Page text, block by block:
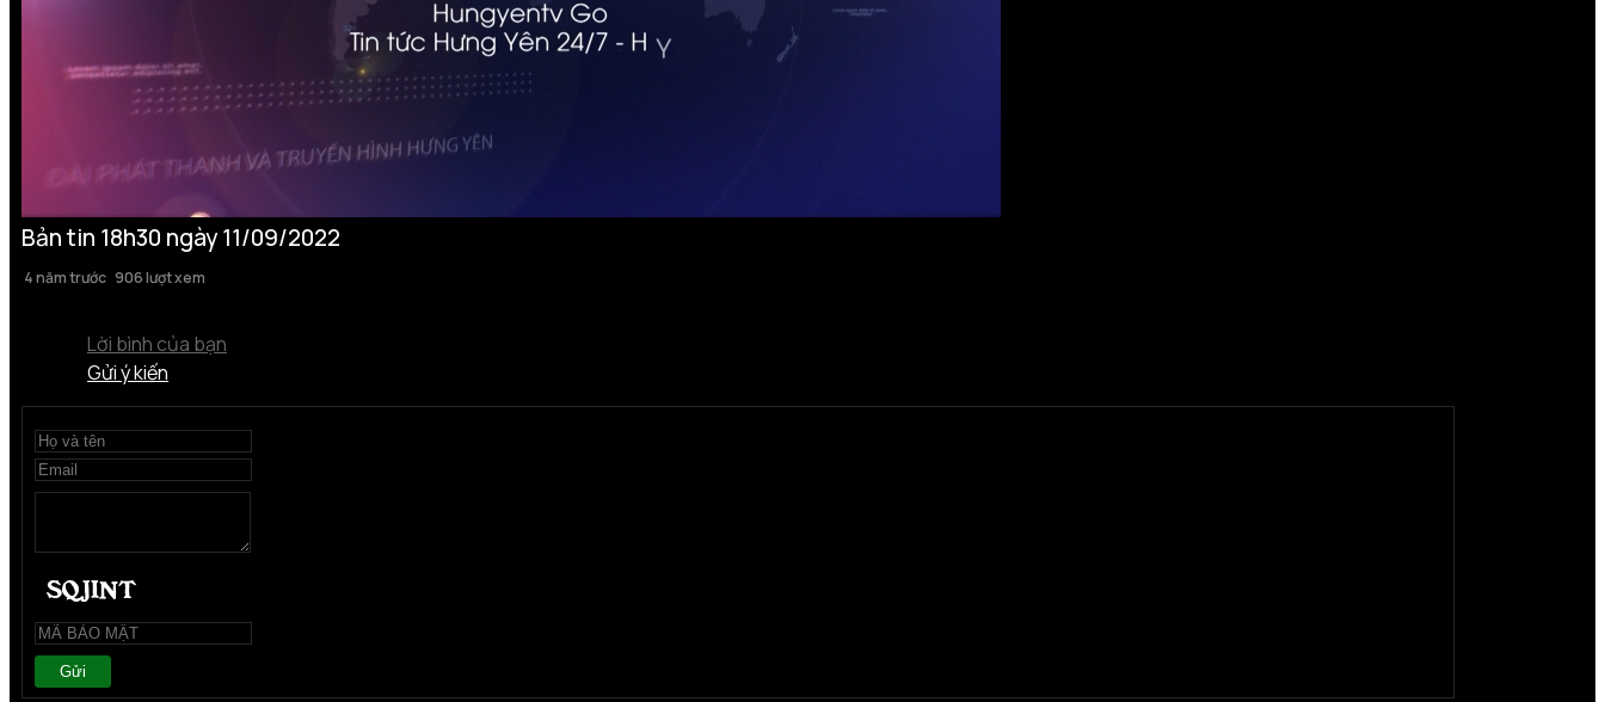
Bản tin 18h30 ngày 11/09/2022
4 năm trước 906 lượt xem
Lời bình của bạn
Gửi ý kiến
Gửi